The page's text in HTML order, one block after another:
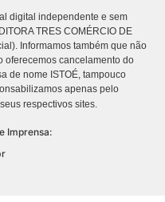
digital independente e sem
TRES COMÉRCIO DE
Informamos também que não
oferecemos cancelamento do
de nome ISTOÉ, tampouco
apenas pelo
seus respectivos sites.
Imprensa: